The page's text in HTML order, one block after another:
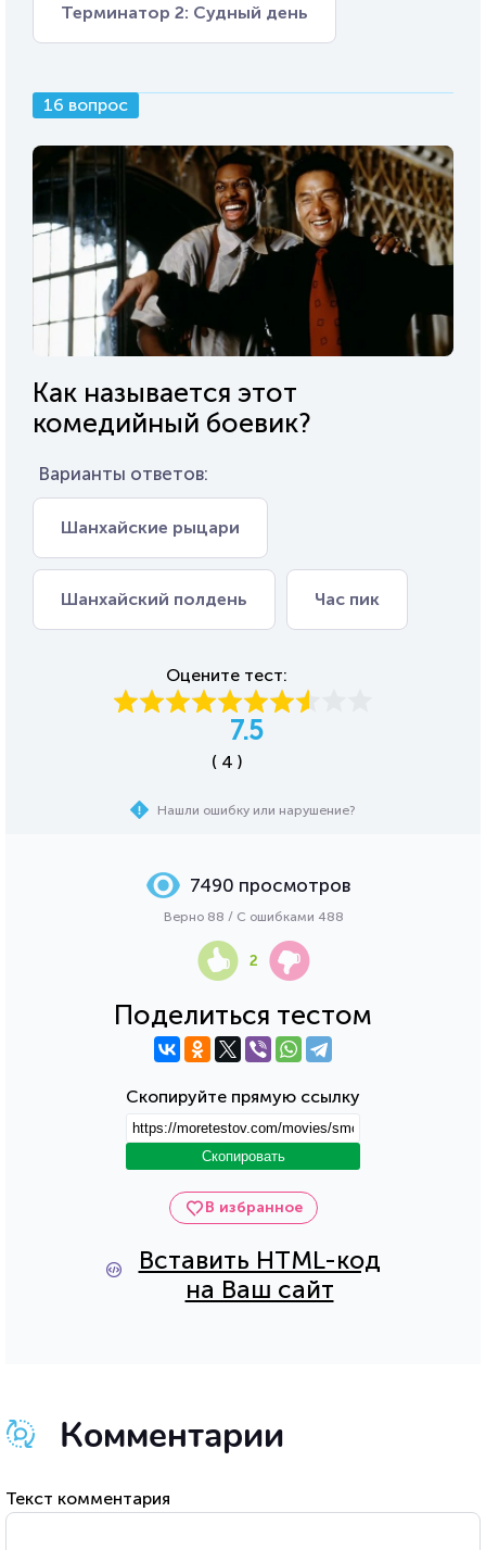
Терминатор 2: Судный день
16 вопрос
Как называется этот
комедийный боевик?
Варианты ответов:
Шанхайские рыцари
Шанхайский полдень Час пик
Оцените тест:
7.5
( 4 )
Нашли ошибку или нарушение?
В избранное
Вставить HTML-код
на Ваш сайт
Поделиться тестом
Скопируйте прямую ссылку
Скопировать
7490 просмотров
Верно 88 / С ошибками 488
2
Комментарии
Текст комментария